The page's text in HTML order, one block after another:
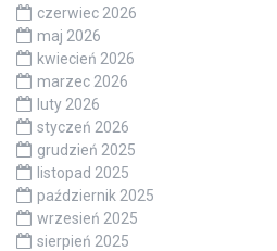
czerwiec 2026
maj 2026
kwiecień 2026
marzec 2026
luty 2026
styczeń 2026
grudzień 2025
listopad 2025
październik 2025
wrzesień 2025
sierpień 2025